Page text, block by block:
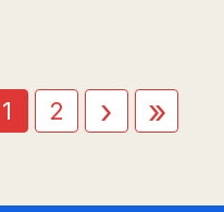
Aktuální
stránka
1 Page
2
stránka
› »